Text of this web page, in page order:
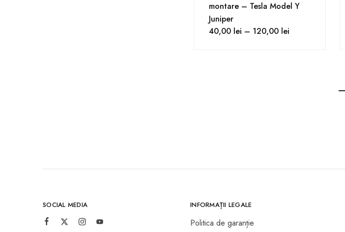
montare – Tesla Model Y
Juniper
40,00 lei – 120,00 lei
SOCIAL MEDIA INFORMAȚII LEGALE
Politica de garanție